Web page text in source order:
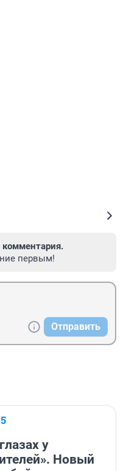
комментария.
первым!
Отправить
у
Новый